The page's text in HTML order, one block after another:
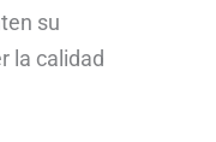
su
la calidad